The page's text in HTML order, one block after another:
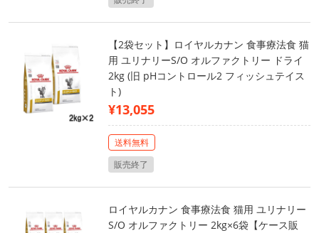
【2袋セット】ロイヤルカナン 食事療法食 猫
用 ユリナリーS/O オルファクトリー ドライ
2kg (旧 pHコントロール2 フィッシュテイス
ト)
¥13,055
送料無料
販売終了
ロイヤルカナン 食事療法食 猫用 ユリナリー
S/O オルファクトリー 2kg×6袋【ケース販